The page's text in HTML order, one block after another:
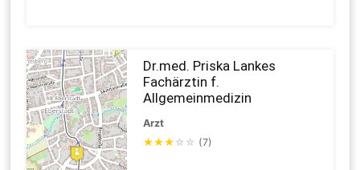
Dr.med. Priska Lankes
Fachärztin f.
Allgemeinmedizin
Arzt
★★★ ☆ ☆ (7)